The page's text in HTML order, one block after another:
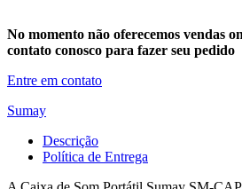
No momento não oferecemos vendas
contato conosco para fazer seu pedido
Entre em contato
Sumay
Descrição
Política de Entrega